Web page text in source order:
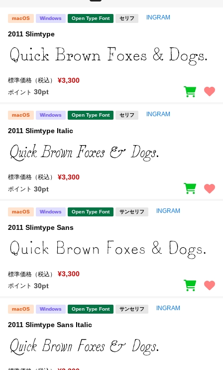
キャンペーン一覧
新着一覧
カート 0
お気に入り
ご利用ガイド
よくあるご質問
お問い合わせ
明朝体
角ゴシック
丸ゴシック
教科書体 行書体
江戸文字 デザイン毛筆
太さ・ウェイト
セット or 単体
文字種類
〜
macOS Windows Open Type Font セリフ INGRAM
2011 Slimtype
標準価格（税込） ¥3,300
ポイント 30pt
macOS Windows Open Type Font セリフ INGRAM
2011 Slimtype Italic
標準価格（税込） ¥3,300
ポイント 30pt
macOS Windows Open Type Font サンセリフ INGRAM
2011 Slimtype Sans
標準価格（税込） ¥3,300
ポイント 30pt
macOS Windows Open Type Font サンセリフ INGRAM
2011 Slimtype Sans Italic